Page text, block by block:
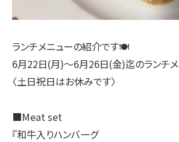
ランチメニューの紹介です🍽
6月22日(月)〜6月26日(金)迄のランチメ
〈土日祝日はお休みです〉
■Meat set
『和牛入りハンバーグ